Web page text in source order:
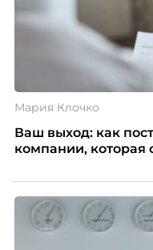
Мария Клочко
Ваш выход: как
компании, которая